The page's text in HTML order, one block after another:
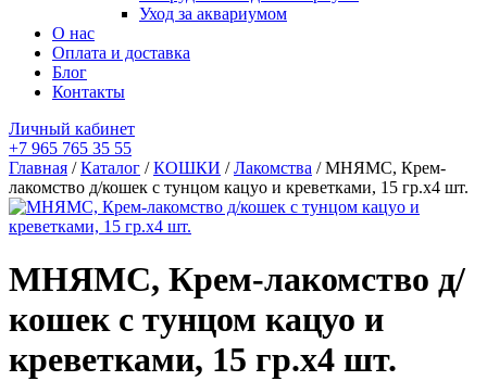
Уход за аквариумом
О нас
Оплата и доставка
Блог
Контакты
Личный кабинет
+7 965 765 35 55
Главная /Каталог /КОШКИ /Лакомства / МНЯМС, Крем-
лакомство д/кошек с тунцом кацуо и креветками, 15 гр.х4 шт.
МНЯМС, Крем-лакомство д/
кошек с тунцом кацуо и
креветками, 15 гр.х4 шт.